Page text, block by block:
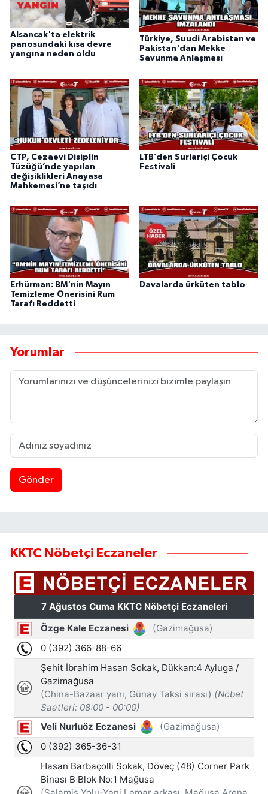
Alsancak'ta elektrik
panosundaki kısa devre
yangına neden oldu
Türkiye, Suudi Arabistan ve
Pakistan'dan Mekke
Savunma Anlaşması
CTP, Cezaevi Disiplin
Tüzüğü’nde yapılan
değişiklikleri Anayasa
Mahkemesi’ne taşıdı
LTB’den Surlariçi Çocuk
Festivali
Erhürman: BM'nin Mayın
Temizleme Önerisini Rum
Tarafı Reddetti
Davalarda ürküten tablo
Yorumlar
Gönder
KKTC Nöbetçi Eczaneler